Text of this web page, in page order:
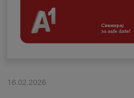
Поддршка
Надополни кредит
Плати сметка
#ПодобарОнлајн
16.02.2026